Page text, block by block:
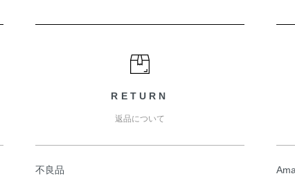
RETURN
返品について
不良品